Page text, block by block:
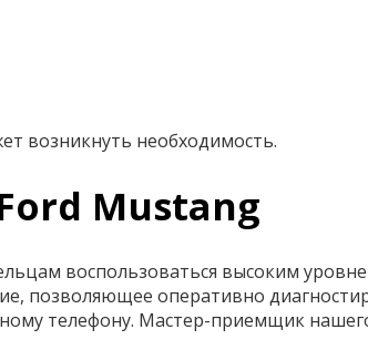
возникнуть необходимость.
Mustang
воспользоваться высоким
позволяющее оперативно
телефону. Мастер-приемщик